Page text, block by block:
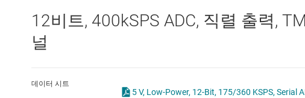
데이터 컨버터 디지털-아날로그 컨버터(DAC)
12비트, 400kSPS ADC, 직렬 출력,
널
데이터 시트
5 V, Low-Power, 12-Bit, 175/360 KSPS, Serial